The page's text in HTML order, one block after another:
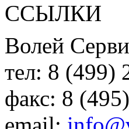
ССЫЛКИ
Волей
тел: 8 (499)
факс: 8